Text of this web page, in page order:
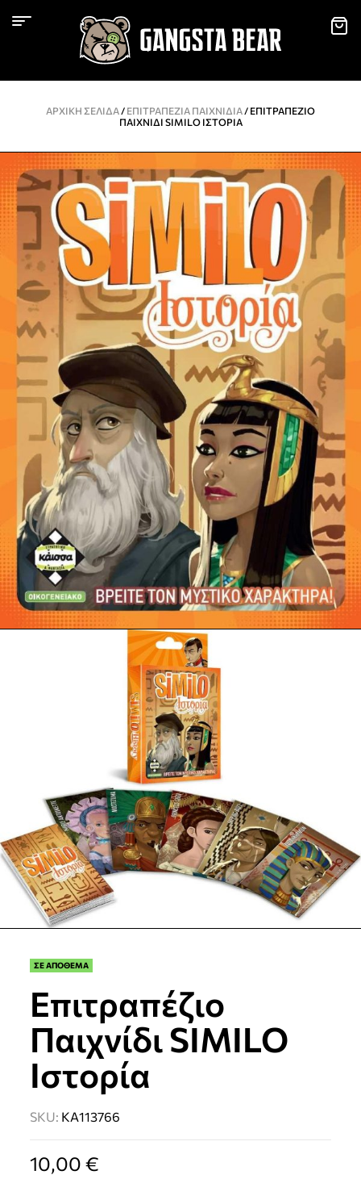
ΑΡΧΙΚΉ ΣΕΛΊΔΑ/ ΕΠΙΤΡΑΠΈΖΙΑ ΠΑΙΧΝΊΔΙΑ/ ΕΠΙΤΡΑΠΈΖΙΟ
ΠΑΙΧΝΊΔΙ SIMILO ΙΣΤΟΡΊΑ
ΣΕ ΑΠΟΘΕΜΑ
Επιτραπέζιο
Παιχνίδι SIMILO
Ιστορία
SKU: KA113766
10,00€